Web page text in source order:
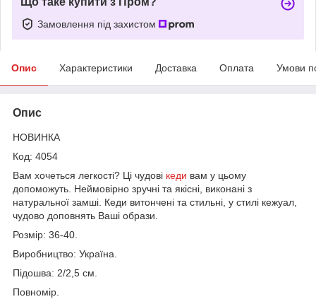
Замовлення під захистом
Опис Характеристики Доставка Оплата Умови
Опис
НОВИНКА
Код: 4054
Вам хочеться легкості? Ці чудові кеди вам у цьому
допоможуть. Неймовірно зручні та якісні, виконані з
натуральної замші. Кеди витончені та стильні, у стилі кежуал,
чудово доповнять Ваші образи.
Розмір: 36-40.
Виробництво: Україна.
Підошва: 2/2,5 см.
Повномір.